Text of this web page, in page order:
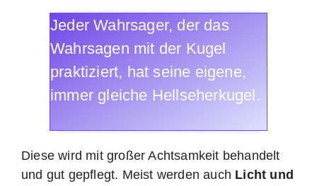
Jeder Wahrsager, der das
Wahrsagen mit der Kugel
praktiziert, hat seine eigene,
immer gleiche Hellseherkugel.
Diese wird mit großer Achtsamkeit behandelt
und gut gepflegt. Meist werden auch Licht und